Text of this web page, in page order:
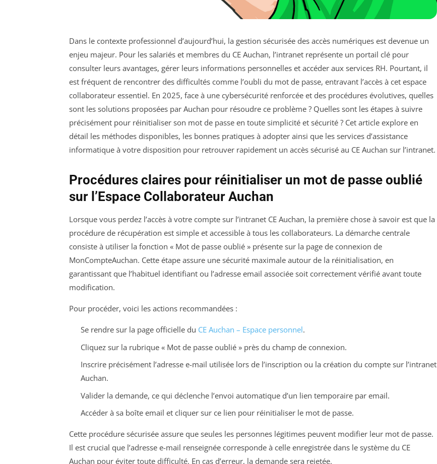
Dans le contexte professionnel d’aujourd’hui, la gestion sécurisée des accès numériques est devenue un
enjeu majeur. Pour les salariés et membres du CE Auchan, l’intranet représente un portail clé pour
consulter leurs avantages, gérer leurs informations personnelles et accéder aux services RH. Pourtant, il
est fréquent de rencontrer des difficultés comme l’oubli du mot de passe, entravant l’accès à cet espace
collaborateur essentiel. En 2025, face à une cybersécurité renforcée et des procédures évolutives, quelles
sont les solutions proposées par Auchan pour résoudre ce problème ? Quelles sont les étapes à suivre
précisément pour réinitialiser son mot de passe en toute simplicité et sécurité ? Cet article explore en
détail les méthodes disponibles, les bonnes pratiques à adopter ainsi que les services d’assistance
informatique à votre disposition pour retrouver rapidement un accès sécurisé au CE Auchan sur l’intranet.
Procédures claires pour réinitialiser un mot de passe oublié
sur l’Espace Collaborateur Auchan
Lorsque vous perdez l’accès à votre compte sur l’intranet CE Auchan, la première chose à savoir est que la
procédure de récupération est simple et accessible à tous les collaborateurs. La démarche centrale
consiste à utiliser la fonction « Mot de passe oublié » présente sur la page de connexion de
MonCompteAuchan. Cette étape assure une sécurité maximale autour de la réinitialisation, en
garantissant que l’habituel identifiant ou l’adresse email associée soit correctement vérifié avant toute
modification.
Pour procéder, voici les actions recommandées :
Se rendre sur la page officielle du CE Auchan – Espace personnel.
Cliquez sur la rubrique « Mot de passe oublié » près du champ de connexion.
Inscrire précisément l’adresse e-mail utilisée lors de l’inscription ou la création du compte sur l’intranet
Auchan.
Valider la demande, ce qui déclenche l’envoi automatique d’un lien temporaire par email.
Accéder à sa boîte email et cliquer sur ce lien pour réinitialiser le mot de passe.
Cette procédure sécurisée assure que seules les personnes légitimes peuvent modifier leur mot de passe.
Il est crucial que l’adresse e-mail renseignée corresponde à celle enregistrée dans le système du CE
Auchan pour éviter toute difficulté. En cas d’erreur, la demande sera rejetée.